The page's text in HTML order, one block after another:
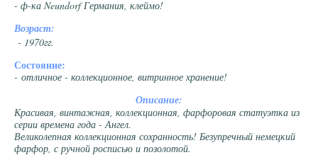
- ф-ка Neundorf Германия, клеймо!
Возраст:
- 1970гг.
Состояние:
- отличное - коллекционное, витринное хранение!
Описание:
Красивая, винтажная, коллекционная, фарфоровая статуэтка из
серии времена года - Ангел.
Великолепная коллекционная сохранность! Безупречный немецкий
фарфор, с ручной росписью и позолотой.